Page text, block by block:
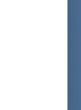
geplant